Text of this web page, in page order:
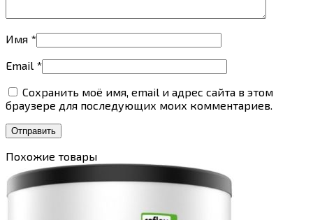
Имя *
Email *
Сохранить моё имя, email и адрес сайта в этом
браузере для последующих моих комментариев.
Похожие товары